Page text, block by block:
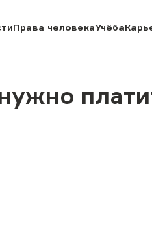
Права человекаУчёба